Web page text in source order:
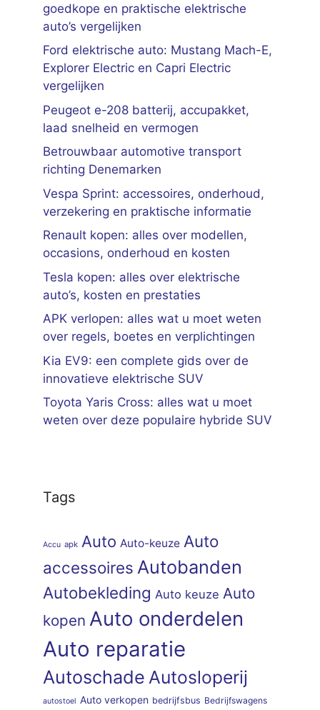
goedkope en praktische elektrische
auto’s vergelijken
Ford elektrische auto: Mustang Mach-E,
Explorer Electric en Capri Electric
vergelijken
Peugeot e-208 batterij, accupakket,
laad snelheid en vermogen
Betrouwbaar automotive transport
richting Denemarken
Vespa Sprint: accessoires, onderhoud,
verzekering en praktische informatie
Renault kopen: alles over modellen,
occasions, onderhoud en kosten
Tesla kopen: alles over elektrische
auto’s, kosten en prestaties
APK verlopen: alles wat u moet weten
over regels, boetes en verplichtingen
Kia EV9: een complete gids over de
innovatieve elektrische SUV
Toyota Yaris Cross: alles wat u moet
weten over deze populaire hybride SUV
Tags
Accu apk Auto Auto-keuze Auto
accessoires Autobanden
Autobekleding Auto keuze Auto
kopen Auto onderdelen
Auto reparatie
Autoschade Autosloperij
autostoel Auto verkopen bedrijfsbus Bedrijfswagens